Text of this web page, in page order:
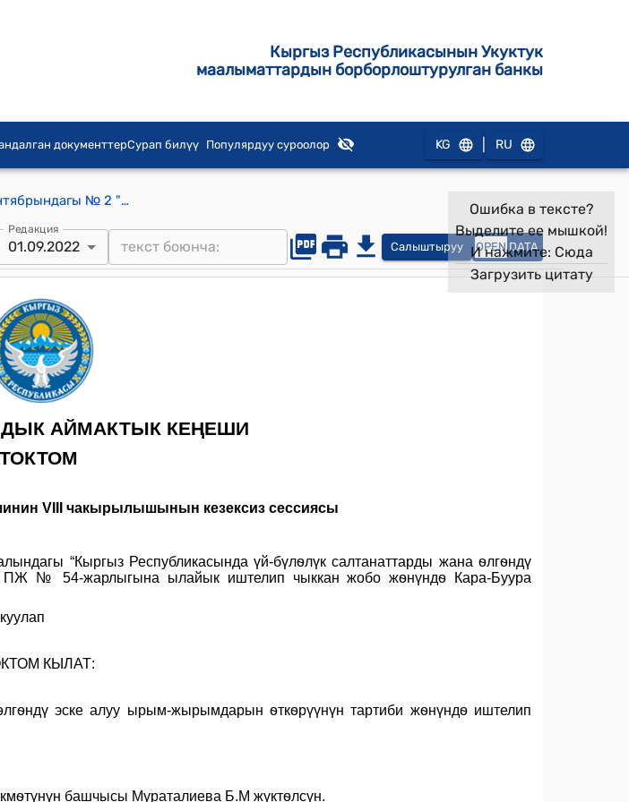
Кыргыз Республикасынын Укуктук
маалыматтардын борборлоштурулган банкы
документтерСурап билүү Популярдуу суроолор KG RU
Аманбаев айылдык аймактык кеңешинин 2022-жылдын 1-сентябрындагы № 2 "ПЖ № 54 салт сана мал сойуу боюнча" токтому
Редакция
01.09.2022 Салыштыруу OPEN DATA
Ошибка в тексте?
Выделите ее мышкой!
И нажмите: Сюда
Загрузить цитату